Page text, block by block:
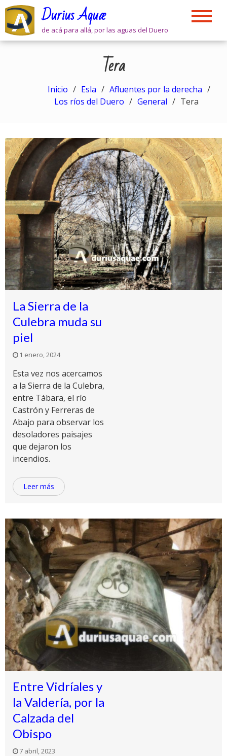
Skip
content
Durius Aquæ
de acá para allá, por las aguas del Duero
Tera
Inicio Esla
Afluentes por la derecha
Los ríos del Duero
General Tera
La Sierra de la
Culebra muda su
piel
1 enero, 2024
Esta vez nos acercamos
a la Sierra de la Culebra,
entre Tábara, el río
Castrón y Ferreras de
Abajo para observar los
desoladores paisajes
que dejaron los
incendios.
Leer más
Entre Vidríales y
la Valdería, por la
Calzada del
Obispo
7 abril, 2023